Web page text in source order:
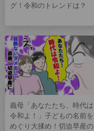
グ！令和のトレンドは？
義母「あなたたち、時代は
令和よ！」子どもの名前を
めぐり大揉め！切迫早産の